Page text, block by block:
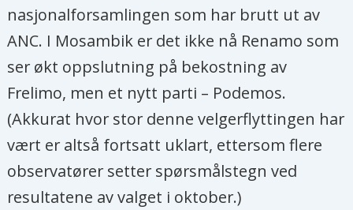
nasjonalforsamlingen som har brutt ut av
ANC. I Mosambik er det ikke nå Renamo som
ser økt oppslutning på bekostning av
Frelimo, men et nytt parti – Podemos.
(Akkurat hvor stor denne velgerflyttingen har
vært er altså fortsatt uklart, ettersom flere
observatører setter spørsmålstegn ved
resultatene av valget i oktober.)